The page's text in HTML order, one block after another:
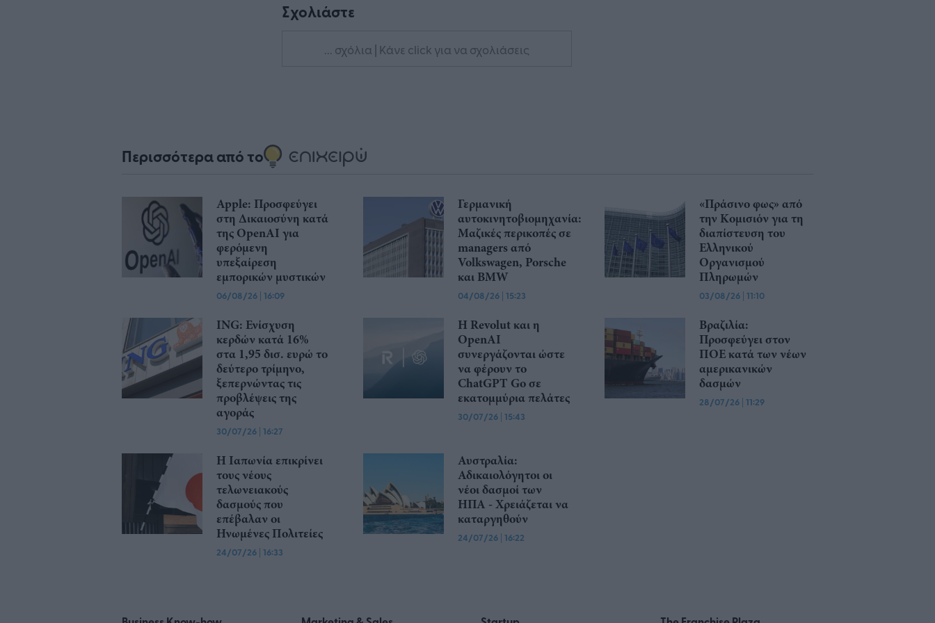
Σχολιάστε
... σχόλια | Κάνε click για να σχολιάσεις
Περισσότερα από το
Apple: Προσφεύγει
στη Δικαιοσύνη κατά
της OpenAI για
φερόμενη
υπεξαίρεση
εμπορικών μυστικών
06/08/26 | 16:09
Γερμανική
αυτοκινητοβιομηχανία:
Μαζικές περικοπές σε
managers από
Volkswagen, Porsche
και BMW
04/08/26 | 15:23
«Πράσινο φως» από
την Κομισιόν για τη
διαπίστευση του
Ελληνικού
Οργανισμού
Πληρωμών
03/08/26 | 11:10
ING: Ενίσχυση
κερδών κατά 16%
στα 1,95 δισ. ευρώ το
δεύτερο τρίμηνο,
ξεπερνώντας τις
προβλέψεις της
αγοράς
30/07/26 | 16:27
Η Revolut και η
OpenAI
συνεργάζονται ώστε
να φέρουν το
ChatGPT Go σε
εκατομμύρια πελάτες
30/07/26 | 15:43
Βραζιλία:
Προσφεύγει στον
ΠΟΕ κατά των νέων
αμερικανικών
δασμών
28/07/26 | 11:29
Η Ιαπωνία επικρίνει
τους νέους
τελωνειακούς
δασμούς που
επέβαλαν οι
Ηνωμένες Πολιτείες
24/07/26 | 16:33
Αυστραλία:
Αδικαιολόγητοι οι
νέοι δασμοί των
ΗΠΑ - Χρειάζεται να
καταργηθούν
24/07/26 | 16:22